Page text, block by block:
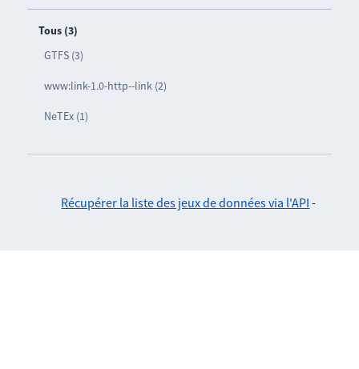
Tous (3)
GTFS (3)
www:link-1.0-http--link (2)
NeTEx (1)
Récupérer la liste des jeux de données via l'API -